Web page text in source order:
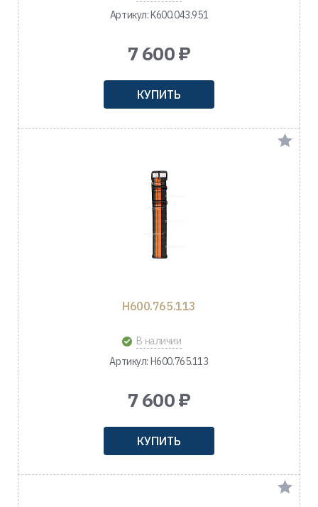
Артикул: K600.043.951
7 600 ₽
КУПИТЬ
H600.765.113
В наличии
Артикул: H600.765.113
7 600 ₽
КУПИТЬ